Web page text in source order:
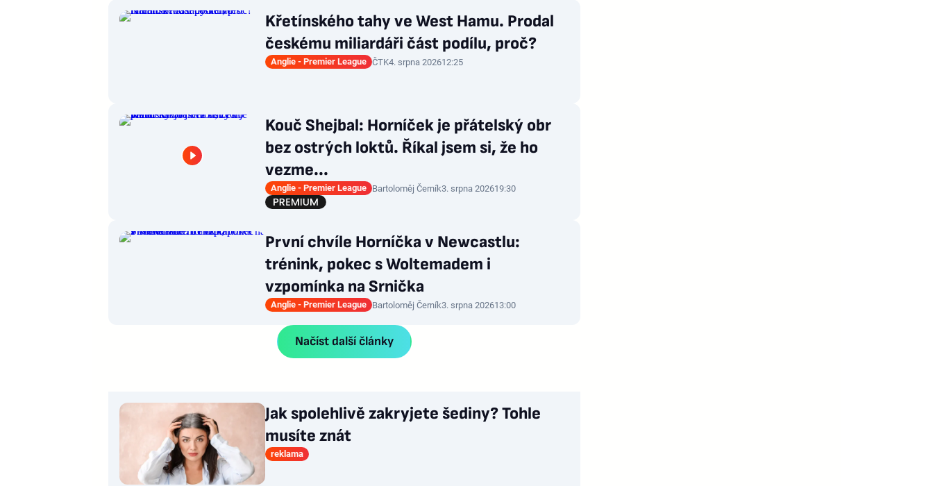
Křetínského tahy ve West Hamu. Prodal
českému miliardáři část podílu, proč?
Anglie - Premier League ČTK4. srpna 202612:25
Kouč Shejbal: Horníček je přátelský obr
bez ostrých loktů. Říkal jsem si, že ho
vezme...
Anglie - Premier League Bartoloměj Černík3. srpna 202619:30
První chvíle Horníčka v Newcastlu:
trénink, pokec s Woltemadem i
vzpomínka na Srnička
Anglie - Premier League Bartoloměj Černík3. srpna 202613:00
Načíst další články
Jak spolehlivě zakryjete šediny? Tohle
musíte znát
reklama